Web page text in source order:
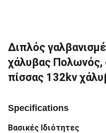
Διπλός
χάλυβας Πολωνός,
πίσσας 132kv
Specifications
Βασικές Ιδιότητες